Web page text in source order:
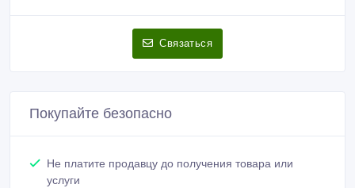
Связаться
Покупайте безопасно
Не платите продавцу до получения товара или
услуги